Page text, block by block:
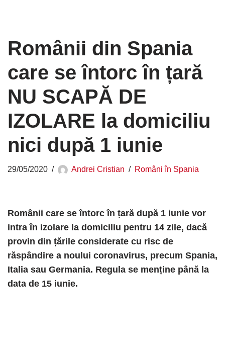
Românii din Spania
care se întorc în țară
NU SCAPĂ DE
IZOLARE la domiciliu
nici după 1 iunie
29/05/2020 Andrei Cristian Români în Spania
Românii care se întorc în țară după 1 iunie vor
intra în izolare la domiciliu pentru 14 zile, dacă
provin din țările considerate cu risc de
răspândire a noului coronavirus, precum Spania,
Italia sau Germania. Regula se menține până la
data de 15 iunie.